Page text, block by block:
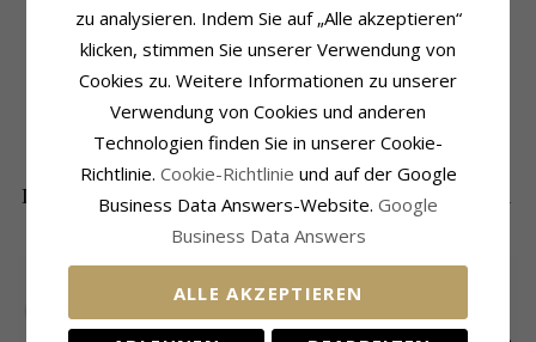
Ohrringe:Ohrstecker
Oxidiertem Sterlingsilber
Oberfläche: Polierter
Schmuckstein: Mondstein
Größe
Durchmesser: 10,0 mm
Lieferzeit:
4-5 Werktage
DIE BELIEBTESTEN PRODUKTE IN DER
zu analysieren. Indem Sie auf „Alle akzeptieren“
klicken, stimmen Sie unserer Verwendung von
Cookies zu. Weitere Informationen zu unserer
Verwendung von Cookies und anderen
Technologien finden Sie in unserer Cookie-
Richtlinie. Cookie-Richtlinie und auf der Google
Business Data Answers-Website. Google
Business Data Answers
ALLE AKZEPTIEREN